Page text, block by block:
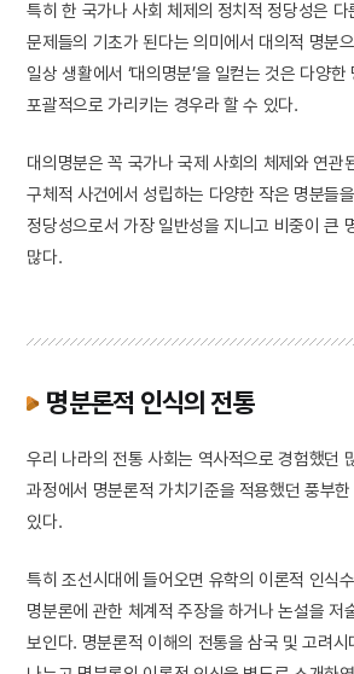
특히 한 국가나 사회 체제의 정치적 정당성은 다
문제들의 기초가 된다는 의미에서 대의적 명분
일상 생활에서 ‘대의명분’을 일컫는 것은 다양한
포괄적으로 가리키는 경우라 할 수 있다.
대의명분은 꼭 국가나 국제 사회의 체제와 연관
구체적 사건에서 성립하는 다양한 작은 명분들
정당성으로서 가장 일반성을 지니고 비중이 큰
많다.
명분론적 인식의 전통
우리 나라의 전통 사회는 역사적으로 경험했던
과정에서 명분론적 가치기준을 적용했던 풍부
있다.
특히 조선시대에 들어오면 유학의 이론적 인식
명분론에 관한 체계적 주장을 하거나 논설을 저
보인다. 명분론적 이해의 전통을 삼국 및 고려시